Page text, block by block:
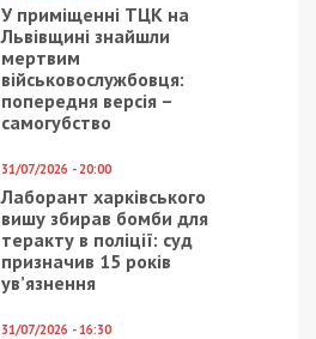
У приміщенні ТЦК на
Львівщині знайшли
мертвим
військовослужбовця:
попередня версія –
самогубство
31/07/2026 - 20:00
Лаборант харківського
вишу збирав бомби для
теракту в поліції: суд
призначив 15 років
ув’язнення
31/07/2026 - 16:30